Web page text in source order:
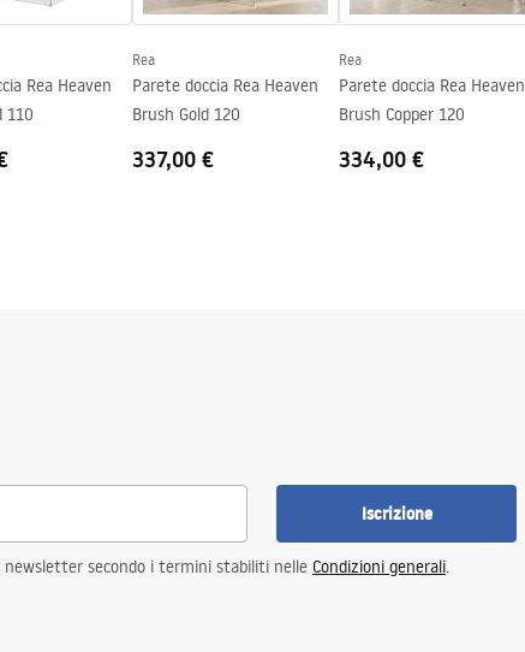
Rea Heaven
110
Rea
Parete doccia Rea Heaven
Brush Gold 120
337,00 €
Rea
Parete doccia Rea Heaven
Brush Copper 120
334,00 €
Iscrizione
secondo i termini stabiliti nelle Condizioni generali.